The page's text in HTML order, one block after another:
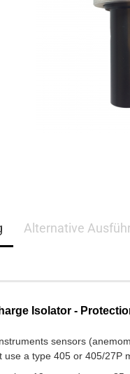
Alternative
Isolator -
sensors
use a type 405 or 405/27P